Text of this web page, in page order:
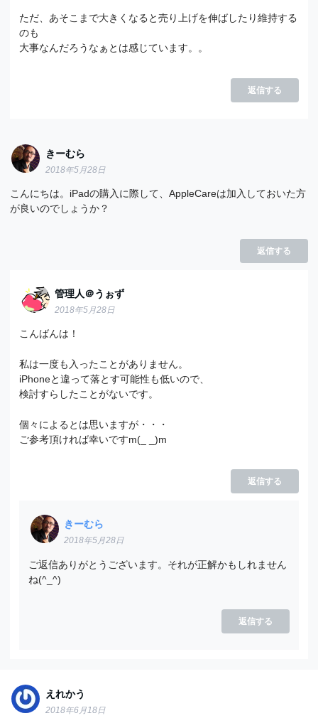
ただ、あそこまで大きくなると売り上げを伸ばしたり維持する
のも
大事なんだろうなぁとは感じています。。
返信する
きーむら
2018年5月28日
こんにちは。iPadの購入に際して、AppleCareは加入しておいた方
が良いのでしょうか？
返信する
管理人＠うぉず
2018年5月28日
こんばんは！
私は一度も入ったことがありません。
iPhoneと違って落とす可能性も低いので、
検討すらしたことがないです。
個々によるとは思いますが・・・
ご参考頂ければ幸いですm(_ _)m
返信する
きーむら
2018年5月28日
ご返信ありがとうございます。それが正解かもしれません
ね(^_^)
返信する
えれかう
2018年6月18日